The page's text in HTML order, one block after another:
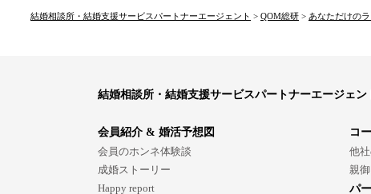
結婚相談所・結婚支援サービスパートナーエージェント > QOM総研 > あなただけの
結婚相談所・結婚支援サービスパートナーエージェン
会員紹介 & 婚活予想図
会員のホンネ体験談
成婚ストーリー
Happy report
コ
他
親
パ